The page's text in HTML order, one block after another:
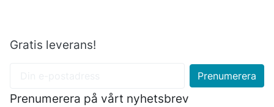
Gratis leverans!
Prenumerera på vårt nyhetsbrev